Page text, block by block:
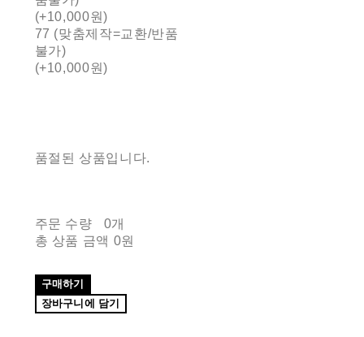
(+10,000원)
77 (맞춤제작=교환/반품
불가)
(+10,000원)
품절된 상품입니다.
주문 수량
0개
총 상품 금액 0원
구매하기
장바구니에 담기